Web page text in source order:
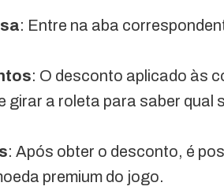
: Entre na aba
: O desconto aplicado às
girar a roleta para saber qual
: Após obter o desconto, é
premium do jogo.